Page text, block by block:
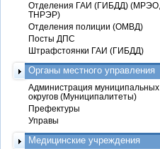
Отделения ГАИ (ГИБДД) (МРЭО,
ТНРЭР)
Отделения полиции (ОМВД)
Посты ДПС
Штрафстоянки ГАИ (ГИБДД)
Органы местного управления
Администрация муниципальных
округов (Муниципалитеты)
Префектуры
Управы
Медицинские учреждения